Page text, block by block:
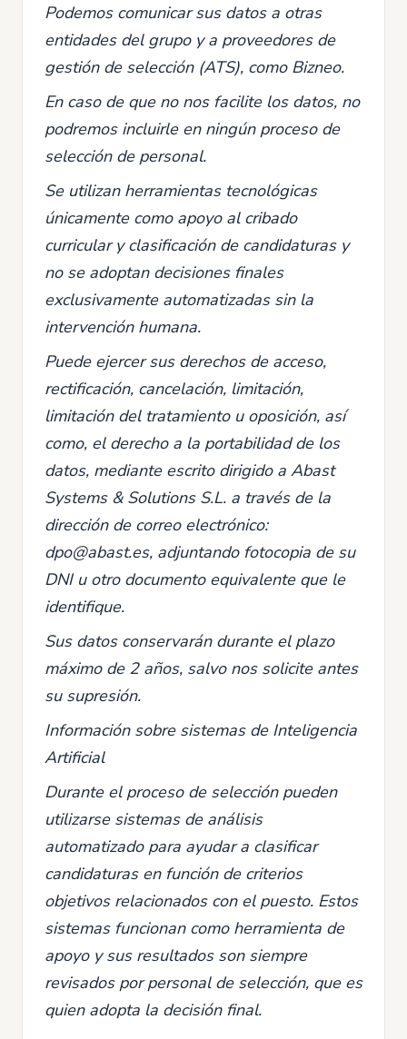
Podemos comunicar sus datos a otras
entidades del grupo y a proveedores de
gestión de selección (ATS), como Bizneo.
En caso de que no nos facilite los datos, no
podremos incluirle en ningún proceso de
selección de personal.
Se utilizan herramientas tecnológicas
únicamente como apoyo al cribado
curricular y clasificación de candidaturas y
no se adoptan decisiones finales
exclusivamente automatizadas sin la
intervención humana.
Puede ejercer sus derechos de acceso,
rectificación, cancelación, limitación,
limitación del tratamiento u oposición, así
como, el derecho a la portabilidad de los
datos, mediante escrito dirigido a Abast
Systems & Solutions S.L. a través de la
dirección de correo electrónico:
dpo@abast.es, adjuntando fotocopia de su
DNI u otro documento equivalente que le
identifique.
Sus datos conservarán durante el plazo
máximo de 2 años, salvo nos solicite antes
su supresión.
Información sobre sistemas de Inteligencia
Artificial
Durante el proceso de selección pueden
utilizarse sistemas de análisis
automatizado para ayudar a clasificar
candidaturas en función de criterios
objetivos relacionados con el puesto. Estos
sistemas funcionan como herramienta de
apoyo y sus resultados son siempre
revisados por personal de selección, que es
quien adopta la decisión final.